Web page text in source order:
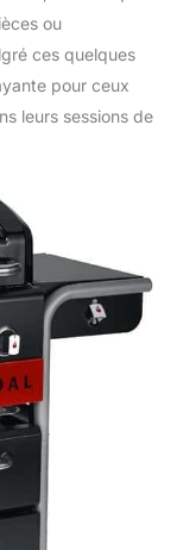
ou
ces quelques
pour ceux
leurs sessions de